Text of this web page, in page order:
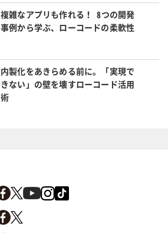
複雑なアプリも作れる！ 8つの開発
事例から学ぶ、ローコードの柔軟性
内製化をあきらめる前に。「実現で
きない」の壁を壊すローコード活用
術